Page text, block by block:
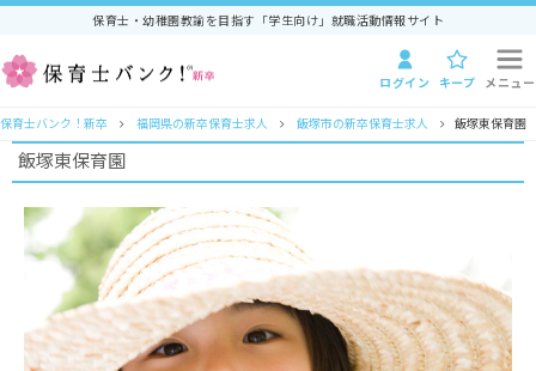
保育士・幼稚園教諭を目指す「学生向け」就職活動情報サイト
ログイン キープ メニュー
保育士バンク！新卒 福岡県の新卒保育士求人 飯塚市の新卒保育士求人 飯塚東保育園
飯塚東保育園